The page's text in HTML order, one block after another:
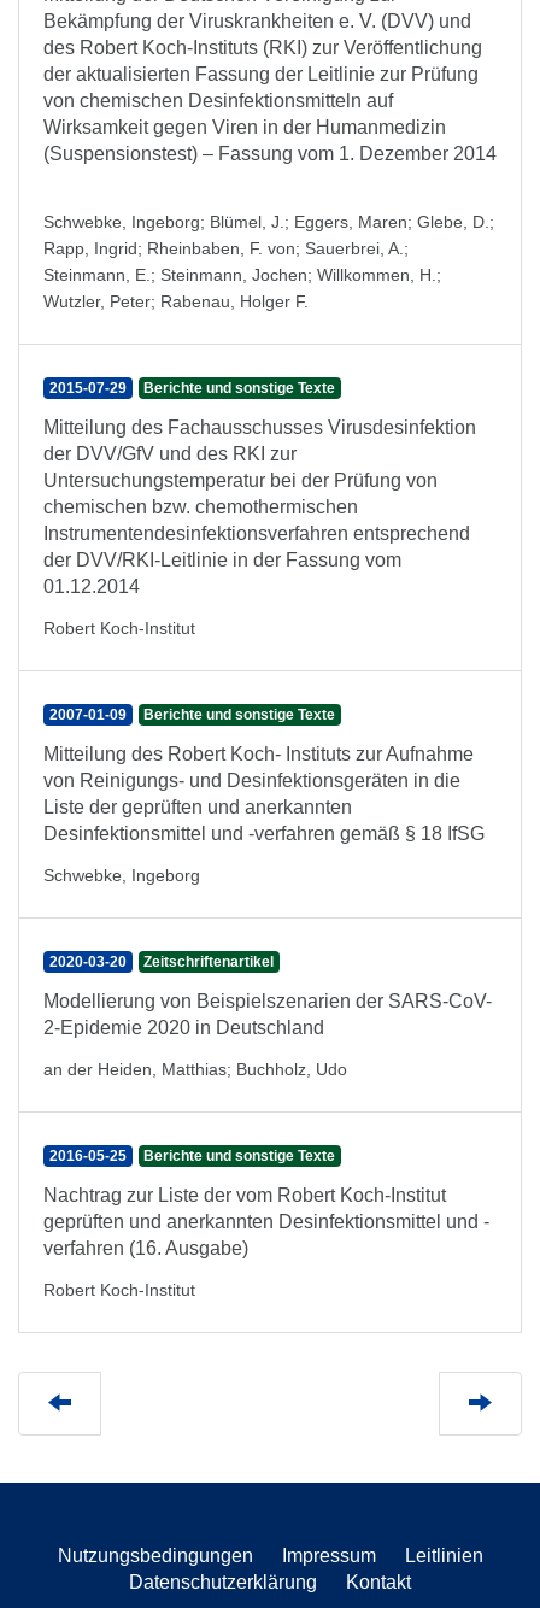
Bekämpfung der Viruskrankheiten e. V. (DVV) und
des Robert Koch-Instituts (RKI) zur Veröffentlichung
der aktualisierten Fassung der Leitlinie zur Prüfung
von chemischen Desinfektionsmitteln auf
Wirksamkeit gegen Viren in der Humanmedizin
(Suspensionstest) – Fassung vom 1. Dezember 2014
Schwebke, Ingeborg; Blümel, J. ; Eggers, Maren; Glebe, D. ;
Rapp, Ingrid; Rheinbaben, F. von; Sauerbrei, A. ;
Steinmann, E. ; Steinmann, Jochen; Willkommen, H. ;
Wutzler, Peter; Rabenau, Holger F.
2015-07-29 Berichte und sonstige Texte
Mitteilung des Fachausschusses Virusdesinfektion
der DVV/GfV und des RKI zur
Untersuchungstemperatur bei der Prüfung von
chemischen bzw. chemothermischen
Instrumentendesinfektionsverfahren entsprechend
der DVV/RKI-Leitlinie in der Fassung vom
01.12.2014
Robert Koch-Institut
2007-01-09 Berichte und sonstige Texte
Mitteilung des Robert Koch- Instituts zur Aufnahme
von Reinigungs- und Desinfektionsgeräten in die
Liste der geprüften und anerkannten
Desinfektionsmittel und -verfahren gemäß § 18 IfSG
Schwebke, Ingeborg
2020-03-20 Zeitschriftenartikel
Modellierung von Beispielszenarien der SARS-CoV-
2-Epidemie 2020 in Deutschland
an der Heiden, Matthias; Buchholz, Udo
2016-05-25 Berichte und sonstige Texte
Nachtrag zur Liste der vom Robert Koch-Institut
geprüften und anerkannten Desinfektionsmittel und -
verfahren (16. Ausgabe)
Robert Koch-Institut
Nutzungsbedingungen Impressum
Leitlinien
Datenschutzerklärung
Kontakt